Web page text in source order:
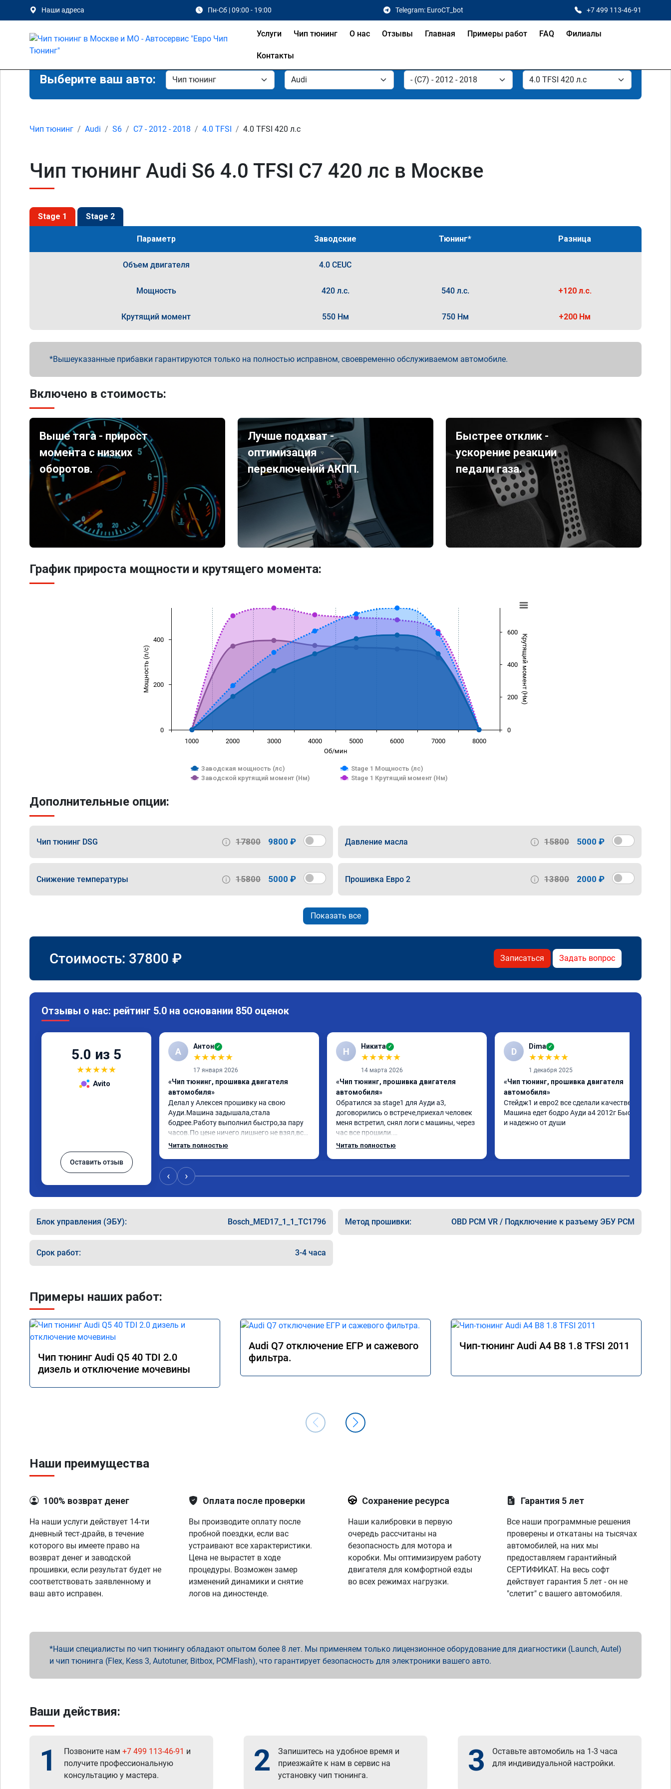
Наши адреса Пн-Сб | 09:00 - 19:00 Telegram: EuroCT_bot +7 499 113-46-91
Услуги Чип тюнинг О нас Отзывы Главная Примеры работ FAQ Филиалы
Контакты
Выберите ваш авто:
Чип тюнинг Audi S6 C7 - 2012 - 2018 4.0 TFSI 4.0 TFSI 420 л.с
Чип тюнинг Audi S6 4.0 TFSI C7 420 лс в Москве
Stage 1 Stage 2
Параметр Заводские Тюнинг* Разница
Объем двигателя 4.0 CEUC
Мощность 420 л.с. 540 л.с. +120 л.с.
Крутящий момент 550 Нм 750 Нм +200 Нм
Вышеуказанные прибавки гарантируются только на полностью исправном, своевременно обслуживаемом автомобиле.
Включено в стоимость:
Выше тяга - прирост
момента с низких
оборотов.
Лучше подхват -
оптимизация
переключений АКПП.
Быстрее отклик -
ускорение реакции
педали газа.
График прироста мощности и крутящего момента:
Об/мин
Мощность (л/с) Крутящий момент (Нм)
Заводская мощность (лс)
Stage 1 Мощность (лс)
Заводской крутящий момент (Нм)
Stage 1 Крутящий момент (Нм)
1000 2000 3000 4000 5000 6000 7000 8000
0
200
400
0
200
400
600
Дополнительные опции:
Чип тюнинг DSG 17800 9800 ₽ Давление масла 15800 5000 ₽
Снижение температуры 15800 5000 ₽ Прошивка Евро 2 13800 2000 ₽
Показать все
Стоимость: 37800 ₽ Записаться Задать вопрос
Отзывы о нас: рейтинг 5.0 на основании 850 оценок
5.0 из 5
★★★★★
Avito
Оставить отзыв
А Антон ✓
★★★★★
17 января 2026
«Чип тюнинг, прошивка двигателя
автомобиля»
Делал у Алексея прошивку на свою
Ауди.Машина задышала,стала
бодрее.Работу выполнил быстро,за пару
часов.По цене ничего лишнего не взял,всё
как договаривались заранее.После
знаю,куда ехать в случае поломки
авто.Однозначно рекомендую Алексея
Читать полностью
Н Никита ✓
★★★★★
14 марта 2026
«Чип тюнинг, прошивка двигателя
автомобиля»
Обратился за stage1 для Ауди а3,
договорились о встрече,приехал человек
меня встретил, снял логи с машины, через
час все прошили.
Арман спасибо тебе огромное, машинка по
Читать полностью
D Dima ✓
★★★★★
1 декабря 2025
«Чип тюнинг, прошивка двигателя
автомобиля»
Стейдж1 и евро2 все сделали качественно.
Машина едет бодро Ауди а4 2012г Быстро
и надежно от души
‹ ›
Блок управления (ЭБУ): Bosch_MED17_1_1_TC1796 Метод прошивки: OBD PCM VR / Подключение к разъему ЭБУ PCM
Срок работ: 3-4 часа
Примеры наших работ:
Чип тюнинг Audi Q5 40 TDI 2.0
дизель и отключение мочевины
Audi Q7 отключение ЕГР и сажевого
фильтра.
Чип-тюнинг Audi A4 B8 1.8 TFSI 2011
Наши преимущества
100% возврат денег
На наши услуги действует 14-ти
дневный тест-драйв, в течение
которого вы имеете право на
возврат денег и заводской
прошивки, если результат будет не
соответствовать заявленному и
ваш авто исправен.
Оплата после проверки
Вы производите оплату после
пробной поездки, если вас
устраивают все характеристики.
Цена не вырастет в ходе
процедуры. Возможен замер
изменений динамики и снятие
логов на диностенде.
Сохранение ресурса
Наши калибровки в первую
очередь рассчитаны на
безопасность для мотора и
коробки. Мы оптимизируем работу
двигателя для комфортной езды
во всех режимах нагрузки.
Гарантия 5 лет
Все наши программные решения
проверены и откатаны на тысячах
автомобилей, на них мы
предоставляем гарантийный
СЕРТИФИКАТ. На весь софт
действует гарантия 5 лет - он не
"слетит" с вашего автомобиля.
Наши специалисты по чип тюнингу обладают опытом более 8 лет. Мы применяем только лицензионное оборудование для диагностики (Launch, Autel)
и чип тюнинга (Flex, Kess 3, Autotuner, Bitbox, PCMFlash), что гарантирует безопасность для электроники вашего авто.
Ваши действия:
1 Позвоните нам +7 499 113-46-91 и
получите профессиональную
консультацию у мастера.
2
Запишитесь на удобное время и
приезжайте к нам в сервис на
установку чип тюнинга.
3
Оставьте автомобиль на 1-3 часа
для индивидуальной настройки.